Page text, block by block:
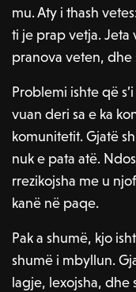
mu. Aty i thash
ti je prap vetja. Jeta
pranova veten, dhe
Problemi ishte që
vuan deri sa e ka
komunitetit. Gjatë
nuk e pata atë.
rrezikojsha me u
kanë në paqe.
Pak a shumë, kjo
shumë i mbyllun.
lagje, lexojsha, dhe